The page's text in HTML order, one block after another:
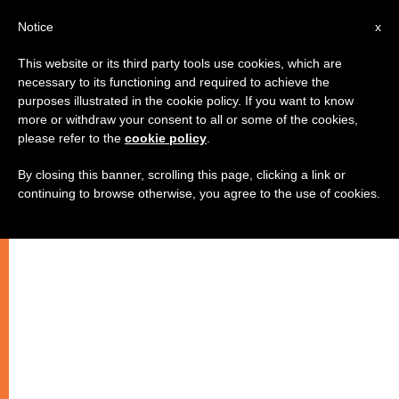
البابا: الانقسام بين رسل المسيح،
يسيء الى البشارة
x
Notice
This website or its third party tools use cookies, which are
necessary to its functioning and required to achieve the
purposes illustrated in the cookie policy. If you want to know
more or withdraw your consent to all or some of the cookies,
please refer to the cookie policy
By closing this banner, scrolling this page, clicking a link or
continuing to browse otherwise, you agree to the use of cookies.